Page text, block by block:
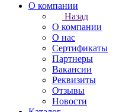
О компании
Назад
О компании
О нас
Сертификаты
Партнеры
Вакансии
Реквизиты
Отзывы
Новости